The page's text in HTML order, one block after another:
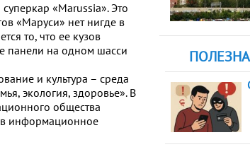
«Marussia». Это
«Маруси» нет нигде в
то, что ее кузов
панели на одном шасси
и культура – среда
экология, здоровье». В
общества
в информационное